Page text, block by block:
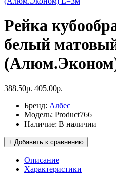
Рейка
белый
388.50р. 405.00р.
Бренд: Албес
Модель: Product766
Наличие: В наличии
+ Добавить к сравнению
Описание
Характеристики